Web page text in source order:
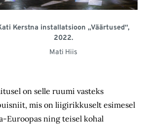
Kerstna installatsioon „Väärtused“,
2022.
Mati Hiis
on selle ruumi vasteks
mis on liigirikkuselt esimesel
Euroopas ning teisel kohal